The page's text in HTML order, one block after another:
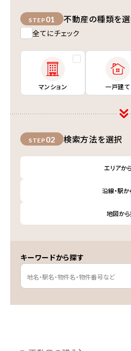
STEP 01 不動産の種類を選
全てにチェック
マンション 一戸建て
STEP 02 検索方法を選択
エリアか
沿線・駅
地図か
キーワードから探す